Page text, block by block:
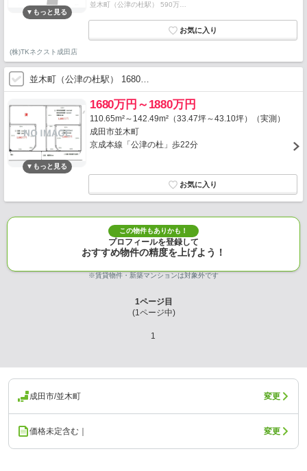
並木町（公津の杜駅） 590万…
(株)TKネクスト成田店
並木町（公津の杜駅） 1680…
1680万円～1880万円
110.65m²～142.49m²（33.47坪～43.10坪）（実測）
成田市並木町
京成本線「公津の杜」歩22分
この物件もありかも！
プロフィールを登録して
おすすめ物件の精度を上げよう！
※賃貸物件・新築マンションは対象外です
1ページ目
(1ページ中)
1
成田市/並木町 変更
価格未定含む｜ 変更